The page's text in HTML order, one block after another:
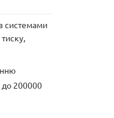
системами
до 200000